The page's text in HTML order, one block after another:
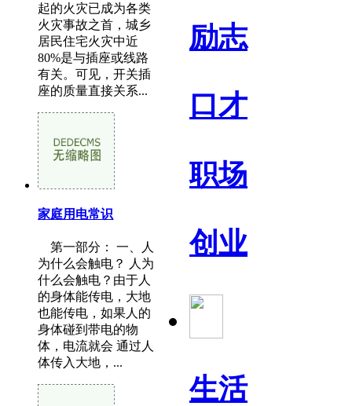
励志
口才
职场
创业
生活
起的火灾已成为各类
火灾事故之首，城乡
居民住宅火灾中近
80%是与插座或线路
有关。可见，开关插
座的质量直接关系...
家庭用电常识
第一部分： 一、人
为什么会触电？ 人为
什么会触电？由于人
的身体能传电，大地
也能传电，如果人的
身体碰到带电的物
体，电流就会 通过人
体传入大地，...